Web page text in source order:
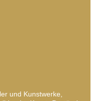
und Kunstwerke,